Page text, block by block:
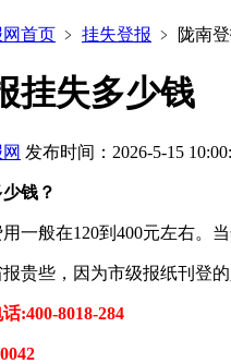
首页 ﹥ 挂失登报 ﹥ 陇南
挂失多少钱
发布时间：2026-5-15
钱？
一般在120到400元左右。
贵些，因为市级报纸刊登
:400-8018-284